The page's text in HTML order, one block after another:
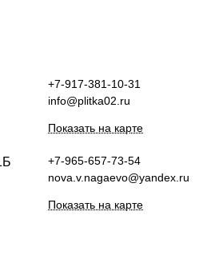
+7-917-381-10-31
info@plitka02.ru
Показать на карте
+7-965-657-73-54
nova.v.nagaevo@yandex.ru
Показать на карте